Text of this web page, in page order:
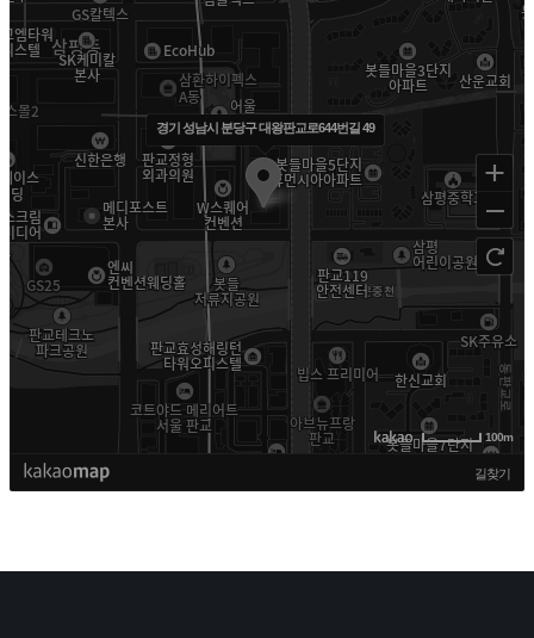
경기 성남시 분당구 대왕판교로644번길 49
100m
길찾기